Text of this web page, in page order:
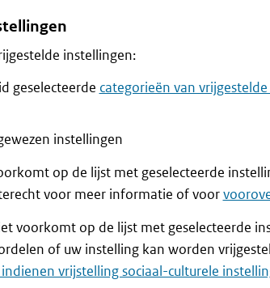
instellingen:
geselecteerde categorieën van
instellingen
op de lijst met geselecteerde
voor meer informatie of voor
voorkomt op de lijst met geselecteerde
of uw instelling kan worden
vrijstelling sociaal-culturele